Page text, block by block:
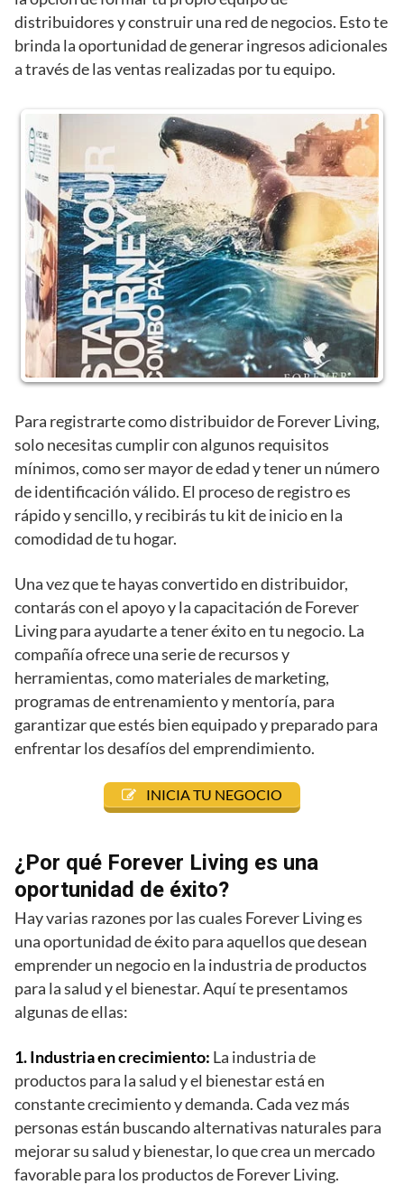
distribuidores y construir una red de negocios. Esto te
brinda la oportunidad de generar ingresos adicionales
a través de las ventas realizadas por tu equipo.
Para registrarte como distribuidor de Forever Living,
solo necesitas cumplir con algunos requisitos
mínimos, como ser mayor de edad y tener un número
de identificación válido. El proceso de registro es
rápido y sencillo, y recibirás tu kit de inicio en la
comodidad de tu hogar.
Una vez que te hayas convertido en distribuidor,
contarás con el apoyo y la capacitación de Forever
Living para ayudarte a tener éxito en tu negocio. La
compañía ofrece una serie de recursos y
herramientas, como materiales de marketing,
programas de entrenamiento y mentoría, para
garantizar que estés bien equipado y preparado para
enfrentar los desafíos del emprendimiento.
INICIA TU NEGOCIO
¿Por qué Forever Living es una
oportunidad de éxito?
Hay varias razones por las cuales Forever Living es
una oportunidad de éxito para aquellos que desean
emprender un negocio en la industria de productos
para la salud y el bienestar. Aquí te presentamos
algunas de ellas:
1. Industria en crecimiento: La industria de
productos para la salud y el bienestar está en
constante crecimiento y demanda. Cada vez más
personas están buscando alternativas naturales para
mejorar su salud y bienestar, lo que crea un mercado
favorable para los productos de Forever Living.